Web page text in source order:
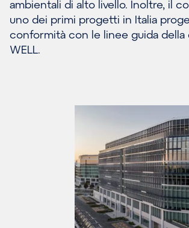
ambientali di alto livello. Inoltre, il
uno dei primi progetti in Italia
conformità con le linee guida
WELL.